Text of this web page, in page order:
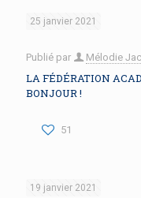
25 janvier 2021
Publié par Mélodie
LA FÉDÉRATION
BONJOUR !
51
19 janvier 2021